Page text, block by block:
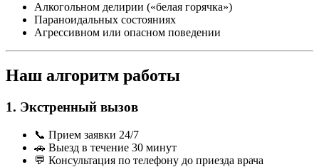
Алкогольном делирии («белая горячка»)
Параноидальных состояниях
Агрессивном или опасном поведении
Наш алгоритм работы
1. Экстренный вызов
📞 Прием заявки 24/7
🚗 Выезд в течение 30 минут
💬 Консультация по телефону до приезда врача